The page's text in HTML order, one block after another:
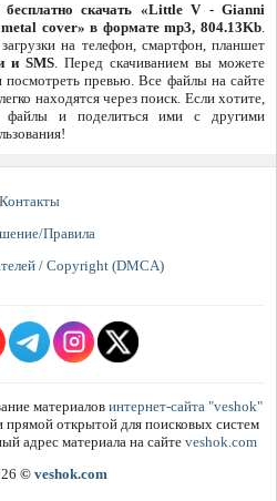
скачать «Little V - Gianni
cover» в формате mp3, 804.13Kb.
на телефон, смартфон, планшет
и SMS. Перед скачиванием вы можете
превью. Все файлы на сайте
находятся через поиск. Если хотите,
файлы и поделиться ими с другими
Контакты
Правила
/ Copyright (DMCA)
материалов интернет-сайта "veshok"
прямой открытой для поисковых систем
адрес материала на сайте veshok.com
© veshok.com